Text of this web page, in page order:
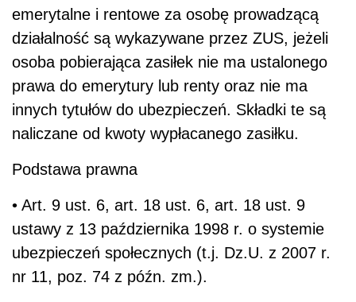
emerytalne i rentowe za osobę prowadzącą
działalność są wykazywane przez ZUS, jeżeli
osoba pobierająca zasiłek nie ma ustalonego
prawa do emerytury lub renty oraz nie ma
innych tytułów do ubezpieczeń. Składki te są
naliczane od kwoty wypłacanego zasiłku.
Podstawa prawna
• Art. 9 ust. 6, art. 18 ust. 6, art. 18 ust. 9
ustawy z 13 października 1998 r. o systemie
ubezpieczeń społecznych (t.j. Dz.U. z 2007 r.
nr 11, poz. 74 z późn. zm.).